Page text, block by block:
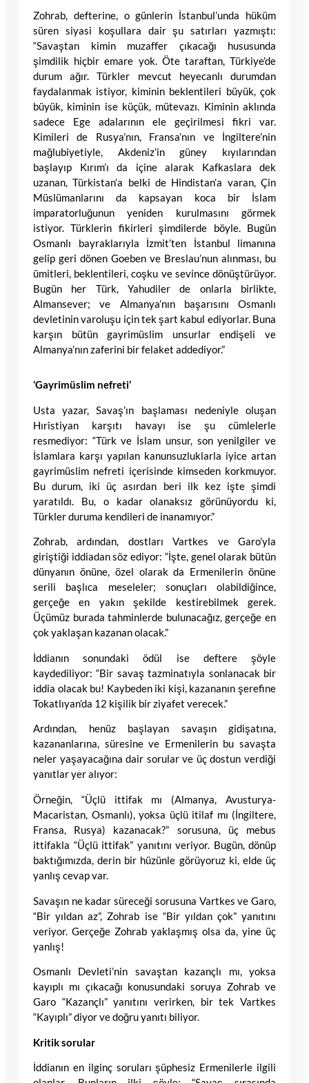
Zohrab, defterine, o günlerin İstanbul’unda hüküm
süren siyasi koşullara dair şu satırları yazmıştı:
“Savaştan kimin muzaffer çıkacağı hususunda
şimdilik hiçbir emare yok. Öte taraftan, Türkiye’de
durum ağır. Türkler mevcut heyecanlı durumdan
faydalanmak istiyor, kiminin beklentileri büyük, çok
büyük, kiminin ise küçük, mütevazı. Kiminin aklında
sadece Ege adalarının ele geçirilmesi fikri var.
Kimileri de Rusya’nın, Fransa’nın ve İngiltere’nin
mağlubiyetiyle, Akdeniz’in güney kıyılarından
başlayıp Kırım’ı da içine alarak Kafkaslara dek
uzanan, Türkistan’a belki de Hindistan’a varan, Çin
Müslümanlarını da kapsayan koca bir İslam
imparatorluğunun yeniden kurulmasını görmek
istiyor. Türklerin fikirleri şimdilerde böyle. Bugün
Osmanlı bayraklarıyla İzmit’ten İstanbul limanına
gelip geri dönen Goeben ve Breslau’nun alınması, bu
ümitleri, beklentileri, coşku ve sevince dönüştürüyor.
Bugün her Türk, Yahudiler de onlarla birlikte,
Almansever; ve Almanya’nın başarısını Osmanlı
devletinin varoluşu için tek şart kabul ediyorlar. Buna
karşın bütün gayrimüslim unsurlar endişeli ve
Almanya’nın zaferini bir felaket addediyor.”
‘Gayrimüslim nefreti’
Usta yazar, Savaş’ın başlaması nedeniyle oluşan
Hıristiyan karşıtı havayı ise şu cümlelerle
resmediyor: “Türk ve İslam unsur, son yenilgiler ve
İslamlara karşı yapılan kanunsuzluklarla iyice artan
gayrimüslim nefreti içerisinde kimseden korkmuyor.
Bu durum, iki üç asırdan beri ilk kez işte şimdi
yaratıldı. Bu, o kadar olanaksız görünüyordu ki,
Türkler duruma kendileri de inanamıyor.”
Zohrab, ardından, dostları Vartkes ve Garo’yla
giriştiği iddiadan söz ediyor: “İşte, genel olarak bütün
dünyanın önüne, özel olarak da Ermenilerin önüne
serili başlıca meseleler; sonuçları olabildiğince,
gerçeğe en yakın şekilde kestirebilmek gerek.
Üçümüz burada tahminlerde bulunacağız, gerçeğe en
çok yaklaşan kazanan olacak.”
İddianın sonundaki ödül ise deftere şöyle
kaydediliyor: “Bir savaş tazminatıyla sonlanacak bir
iddia olacak bu! Kaybeden iki kişi, kazananın şerefine
Tokatlıyan’da 12 kişilik bir ziyafet verecek.”
Ardından, henüz başlayan savaşın gidişatına,
kazananlarına, süresine ve Ermenilerin bu savaşta
neler yaşayacağına dair sorular ve üç dostun verdiği
yanıtlar yer alıyor:
Örneğin, “Üçlü ittifak mı (Almanya, Avusturya-
Macaristan, Osmanlı), yoksa üçlü itilaf mı (İngiltere,
Fransa, Rusya) kazanacak?” sorusuna, üç mebus
ittifakla “Üçlü ittifak” yanıtını veriyor. Bugün, dönüp
baktığımızda, derin bir hüzünle görüyoruz ki, elde üç
yanlış cevap var.
Savaşın ne kadar süreceği sorusuna Vartkes ve Garo,
“Bir yıldan az”, Zohrab ise “Bir yıldan çok” yanıtını
veriyor. Gerçeğe Zohrab yaklaşmış olsa da, yine üç
yanlış!
Osmanlı Devleti’nin savaştan kazançlı mı, yoksa
kayıplı mı çıkacağı konusundaki soruya Zohrab ve
Garo “Kazançlı” yanıtını verirken, bir tek Vartkes
“Kayıplı” diyor ve doğru yanıtı biliyor.
Kritik sorular
İddianın en ilginç soruları şüphesiz Ermenilerle ilgili